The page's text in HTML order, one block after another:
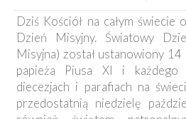
Dziś Kościół na całym świecie
Dzień Misyjny. Światowy
Misyjna) został ustanowiony
papieża Piusa XI i
diecezjach i parafiach na
przedostatnią niedzielę